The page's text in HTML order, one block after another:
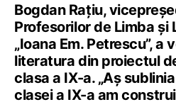
Bogdan Rațiu,
Profesorilor de Limba şi
„Ioana Em. Petrescu”, a
literatura din proiectul
clasa a IX-a. „Aș
clasei a IX-a am